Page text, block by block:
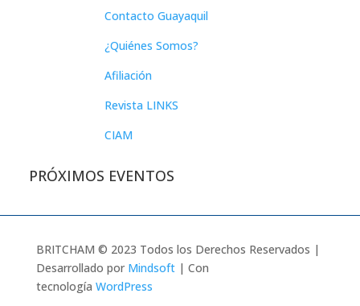
Contacto Guayaquil
¿Quiénes Somos?
Afiliación
Revista LINKS
CIAM
PRÓXIMOS EVENTOS
BRITCHAM © 2023 Todos los Derechos Reservados |
Desarrollado por Mindsoft| Con
tecnología WordPress